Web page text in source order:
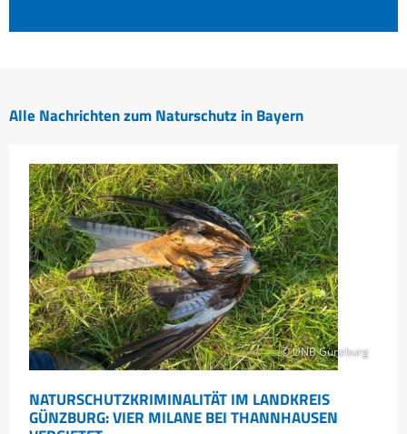
Alle Nachrichten zum Naturschutz in Bayern
© UNB Günzburg
NATURSCHUTZKRIMINALITÄT IM LANDKREIS
GÜNZBURG: VIER MILANE BEI THANNHAUSEN